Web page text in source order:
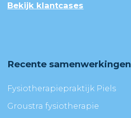
Bekijk klantcases
Recente samenwerkingen
Fysiotherapiepraktijk Piels
Groustra fysiotherapie